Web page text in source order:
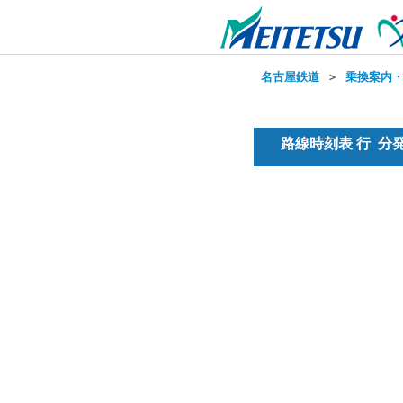
名古屋鉄道 ＞ 乗換案内
路線時刻表 行 分